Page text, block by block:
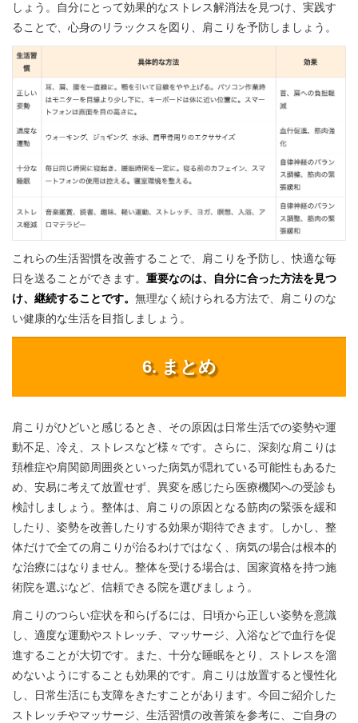
しょう。自分にとって効果的なストレス解消法を見つけ、実践す
ることで、心身のリラックスを図り、肩こりを予防しましょう。
これらの生活習慣を改善することで、肩こりを予防し、快適な毎
日を送ることができます。 重要なのは、自分に合った方法を見つ
け、継続することです。 無理なく続けられる方法で、肩こりのな
い健康的な生活を目指しましょう。
6. まとめ
肩こりがひどいと感じるとき、その原因は日常生活での姿勢や運
動不足、冷え、ストレスなど様々です。さらに、深刻な肩こりは
頚椎症や肩関節周囲炎といった病気が隠れている可能性もあるた
め、安易に考えて放置せず、異変を感じたら医療機関への受診も
検討しましょう。整体は、肩こりの原因となる筋肉の緊張を緩和
したり、姿勢を改善したりする効果が期待できます。しかし、整
体だけで全ての肩こりが治るわけではなく、病気の場合は根本的
な治療にはなりません。整体を受ける場合は、国家資格を持つ施
術院を選ぶなど、信頼できる院を選びましょう。
肩こりのつらい症状を和らげるには、日頃から正しい姿勢を意識
し、適度な運動やストレッチ、マッサージ、入浴などで血行を促
進することが大切です。また、十分な睡眠をとり、ストレスを溜
めないようにすることも効果的です。肩こりは放置すると慢性化
し、日常生活にも支障をきたすことがあります。今回ご紹介した
ストレッチやマッサージ、生活習慣の改善策を参考に、ご自身の